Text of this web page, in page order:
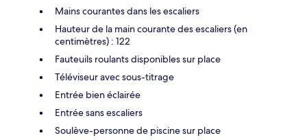
Mains courantes dans les escaliers
Hauteur de la main courante des escaliers (en
centimètres) : 122
Fauteuils roulants disponibles sur place
Téléviseur avec sous-titrage
Entrée bien éclairée
Entrée sans escaliers
Soulève-personne de piscine sur place